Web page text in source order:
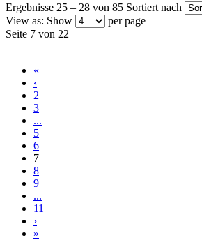
Ergebnisse 25 – 28 von 85 Sortiert nach
View as: Show
per page
Seite 7 von 22
«
‹
2
3
...
5
6
7
8
9
...
11
›
»